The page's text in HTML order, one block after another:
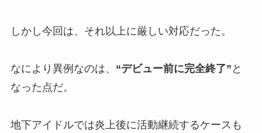
しかし今回は、それ以上に厳しい対応だった。
なにより異例なのは、 “デビュー前に完全終了” と
なった点だ。
地下アイドルでは炎上後に活動継続するケースも